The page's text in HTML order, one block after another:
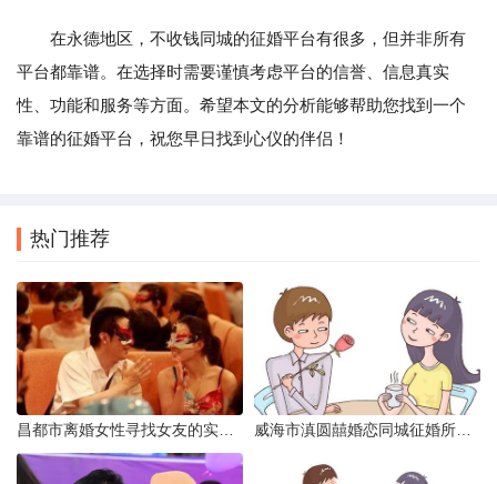
在永德地区，不收钱同城的征婚平台有很多，但并非所有
平台都靠谱。在选择时需要谨慎考虑平台的信誉、信息真实
性、功能和服务等方面。希望本文的分析能够帮助您找到一个
靠谱的征婚平台，祝您早日找到心仪的伴侣！
热门推荐